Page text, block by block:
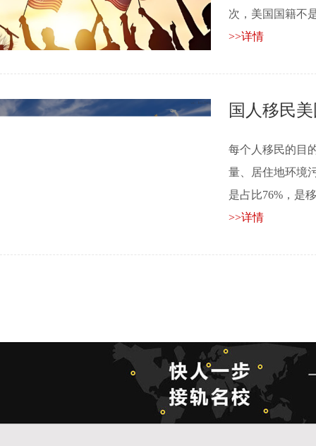
次，美国国籍不
>>详情
国人移民
每个人移民的目
量、居住地环境
是占比76%，是
>>详情